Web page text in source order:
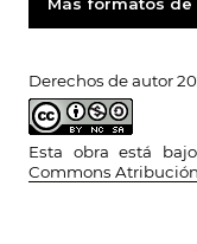
Derechos de autor
Esta obra está
Commons